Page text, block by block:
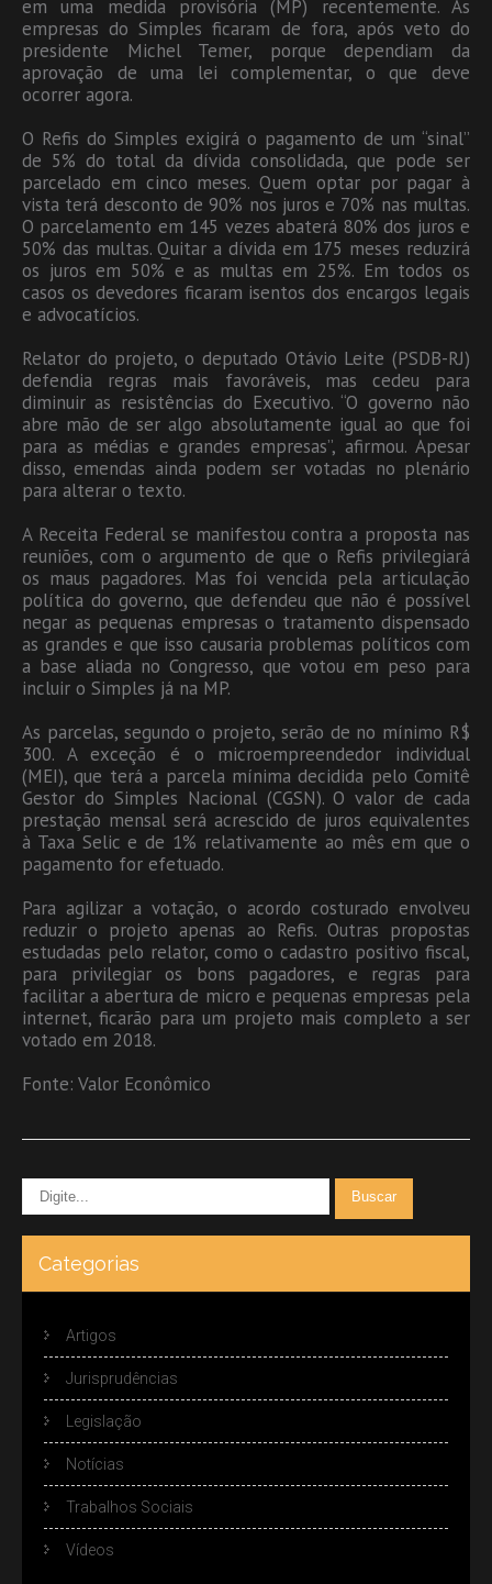
em uma medida provisória (MP) recentemente. As
empresas do Simples ficaram de fora, após veto do
presidente Michel Temer, porque dependiam da
aprovação de uma lei complementar, o que deve
ocorrer agora.
O Refis do Simples exigirá o pagamento de um “sinal”
de 5% do total da dívida consolidada, que pode ser
parcelado em cinco meses. Quem optar por pagar à
vista terá desconto de 90% nos juros e 70% nas multas.
O parcelamento em 145 vezes abaterá 80% dos juros e
50% das multas. Quitar a dívida em 175 meses reduzirá
os juros em 50% e as multas em 25%. Em todos os
casos os devedores ficaram isentos dos encargos legais
e advocatícios.
Relator do projeto, o deputado Otávio Leite (PSDB-RJ)
defendia regras mais favoráveis, mas cedeu para
diminuir as resistências do Executivo. “O governo não
abre mão de ser algo absolutamente igual ao que foi
para as médias e grandes empresas”, afirmou. Apesar
disso, emendas ainda podem ser votadas no plenário
para alterar o texto.
A Receita Federal se manifestou contra a proposta nas
reuniões, com o argumento de que o Refis privilegiará
os maus pagadores. Mas foi vencida pela articulação
política do governo, que defendeu que não é possível
negar as pequenas empresas o tratamento dispensado
as grandes e que isso causaria problemas políticos com
a base aliada no Congresso, que votou em peso para
incluir o Simples já na MP.
As parcelas, segundo o projeto, serão de no mínimo R$
300. A exceção é o microempreendedor individual
(MEI), que terá a parcela mínima decidida pelo Comitê
Gestor do Simples Nacional (CGSN). O valor de cada
prestação mensal será acrescido de juros equivalentes
à Taxa Selic e de 1% relativamente ao mês em que o
pagamento for efetuado.
Para agilizar a votação, o acordo costurado envolveu
reduzir o projeto apenas ao Refis. Outras propostas
estudadas pelo relator, como o cadastro positivo fiscal,
para privilegiar os bons pagadores, e regras para
facilitar a abertura de micro e pequenas empresas pela
internet, ficarão para um projeto mais completo a ser
votado em 2018.
Fonte: Valor Econômico
Categorias
Artigos
Jurisprudências
Legislação
Notícias
Trabalhos Sociais
Vídeos